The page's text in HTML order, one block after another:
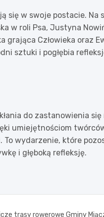
się w swoje postacie. Na
w roli Psa, Justyna
grająca Człowieka oraz
sztuki i pogłębia
do zastanowienia się
umiejętnościom
wydarzenie, które
i głęboką refleksję.
trasy rowerowe Gminy